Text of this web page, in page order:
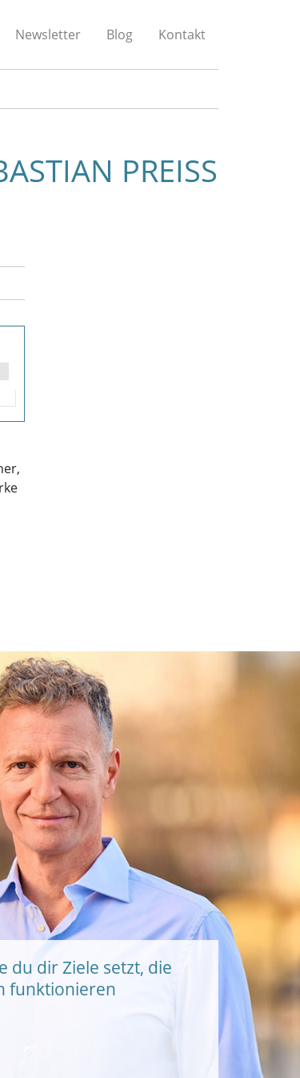
Newsletter Blog Kontakt
PREISS L
du dir Ziele setzt, die
funktionieren